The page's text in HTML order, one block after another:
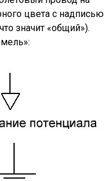
цвета с надписью
значит «общий»).